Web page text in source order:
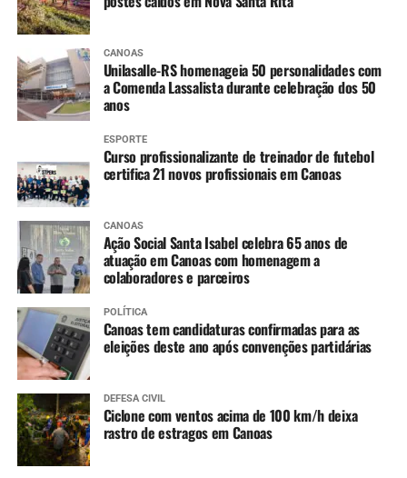
CANOAS
Unilasalle-RS homenageia 50 personalidades com
a Comenda Lassalista durante celebração dos 50
anos
ESPORTE
Curso profissionalizante de treinador de futebol
certifica 21 novos profissionais em Canoas
CANOAS
Ação Social Santa Isabel celebra 65 anos de
atuação em Canoas com homenagem a
colaboradores e parceiros
POLÍTICA
Canoas tem candidaturas confirmadas para as
eleições deste ano após convenções partidárias
DEFESA CIVIL
Ciclone com ventos acima de 100 km/h deixa
rastro de estragos em Canoas